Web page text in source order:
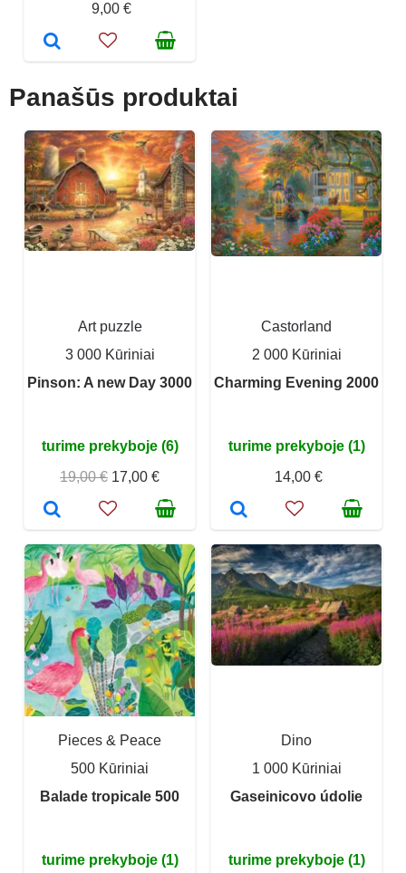
9,00 €
Panašūs produktai
Art puzzle
3 000 Kūriniai
Pinson: A new Day 3000
turime prekyboje (6)
19,00 € 17,00 €
Castorland
2 000 Kūriniai
Charming Evening 2000
turime prekyboje (1)
14,00 €
Pieces & Peace
500 Kūriniai
Balade tropicale 500
turime prekyboje (1)
Dino
1 000 Kūriniai
Gaseinicovo údolie
turime prekyboje (1)